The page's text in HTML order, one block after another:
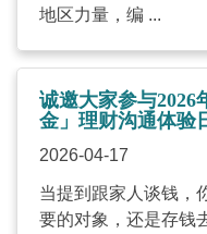
地区力量，编 ...
诚邀大家参与2026
金」理财沟通体验
2026-04-17
当提到跟家人谈钱，
要的对象，还是存钱